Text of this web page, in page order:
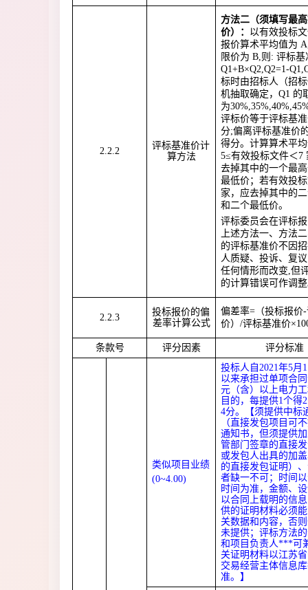
2.2.2
评标基准价计
算方法
方法二（须填写最
价）： 以有效投标
报价算术平均值为
限价为 B,则: 评标
Q1+B×Q2,Q2=1-
标时由招标人（招
机抽取确定，Q1 的
为
评标价等于评标基
分;偏离评标基准价
得分。计算算术平
5≤有效投标文件＜7
去掉其中的一个最
最低价；若有效投
家，应去掉其中的
和二个最低价。
评标委员会在评标
上述方法一、方法
的评标基准价不因
人质疑、投诉、复
任何情形而改变,但
的计算错误可作调
2.2.3
投标报价的偏
差率计算公式
偏差率=（投标报价
价）/评标基准价
条款号 评分因素 评分标准
类似项目业绩
(0~4.00)
投标人自2021年5月
以来承担过单项合
元（含）以上电力
目的，每提供1个得
4分。【须提供中标
（直接发包项目可
通知书，但须提供
管部门签章的直接
或发包人出具的加
的直接发包证明）
者缺一不可；时间
时间为准，金额、
以合同上载明的信
供的证明材料必须
关数据和内容，否
未提供；评标方法
和项目负责人***可
关证明材料以江苏
交易经营主体信息
准。】